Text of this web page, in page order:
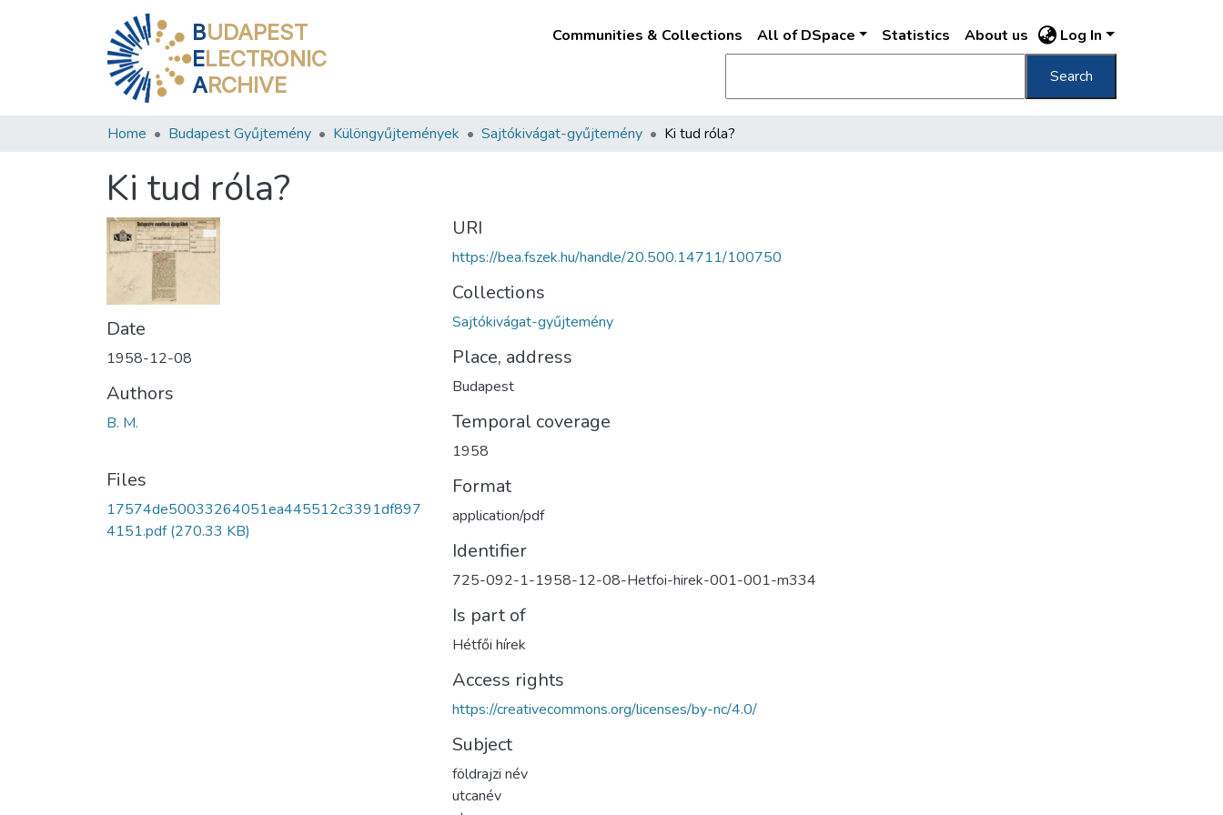
BUDAPEST
ELECTRONIC
ARCHIVE
Communities & Collections All of DSpace Statistics About us Log In
Search
Home Budapest Gyűjtemény Különgyűjtemények Sajtókivágat-gyűjtemény Ki tud róla?
Ki tud róla?
Date
1958-12-08
Authors
B. M.
Files
17574de50033264051ea445512c3391df897
4151.pdf(270.33 KB)
URI
https://bea.fszek.hu/handle/20.500.14711/100750
Collections
Sajtókivágat-gyűjtemény
Place, address
Budapest
Temporal coverage
1958
Format
application/pdf
Identifier
725-092-1-1958-12-08-Hetfoi-hirek-001-001-m334
Is part of
Hétfői hírek
Access rights
https://creativecommons.org/licenses/by-nc/4.0/
Subject
földrajzi név
utcanév